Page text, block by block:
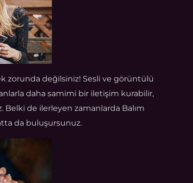
zorunda değilsiniz! Sesli ve görüntülü
daha samimi bir iletişim kurabilir,
Belki de ilerleyen zamanlarda Balım
da buluşursunuz.